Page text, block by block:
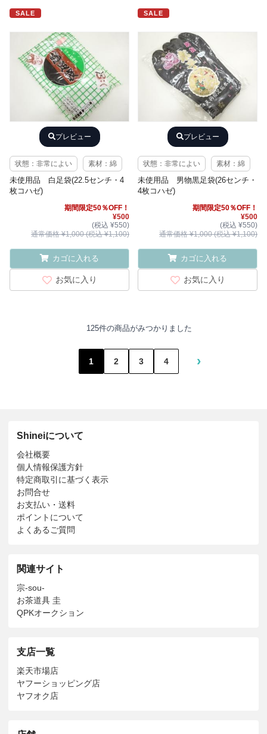
SALE
プレビュー
状態：非常によい 素材：綿
未使用品 白足袋(22.5センチ・4
枚コハゼ)
期間限定50％OFF！
¥500
(税込 ¥550)
通常価格 ¥1,000 (税込 ¥1,100)
カゴに入れる
お気に入り
SALE
プレビュー
状態：非常によい 素材：綿
未使用品 男物黒足袋(26センチ・
4枚コハゼ)
期間限定50％OFF！
¥500
(税込 ¥550)
通常価格 ¥1,000 (税込 ¥1,100)
カゴに入れる
お気に入り
125件の商品がみつかりました
1 2 3 4 ›
Shineiについて
会社概要
個人情報保護方針
特定商取引に基づく表示
お問合せ
お支払い・送料
ポイントについて
よくあるご質問
関連サイト
宗-sou-
お茶道具 圭
QPKオークション
支店一覧
楽天市場店
ヤフーショッピング店
ヤフオク店